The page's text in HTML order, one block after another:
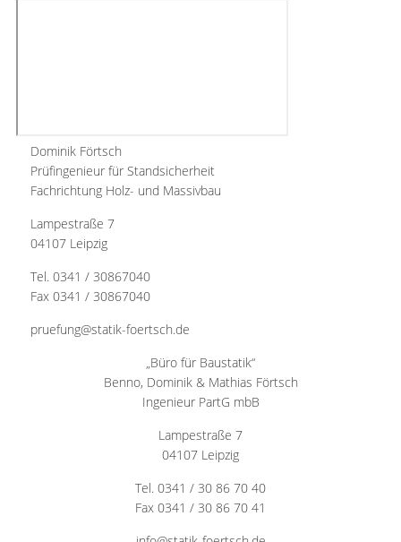
Dominik Förtsch
Prüfingenieur für Standsicherheit
Fachrichtung Holz- und Massivbau
Lampestraße 7
04107 Leipzig
Tel. 0341 / 30867040
Fax 0341 / 30867040
pruefung@statik-foertsch.de
„Büro für Baustatik“
Benno, Dominik & Mathias Förtsch
Ingenieur PartG mbB
Lampestraße 7
04107 Leipzig
Tel. 0341 / 30 86 70 40
Fax 0341 / 30 86 70 41